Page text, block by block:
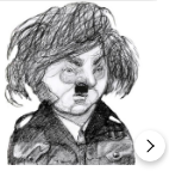
Cayetano 2026:
de tendencia